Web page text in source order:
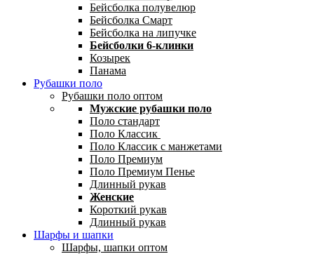
Бейсболка полувелюр
Бейсболка Смарт
Бейсболка на липучке
Бейсболки 6-клинки
Козырек
Панама
Рубашки поло
Рубашки поло оптом
Мужские рубашки поло
Поло стандарт
Поло Классик
Поло Классик с манжетами
Поло Премиум
Поло Премиум Пенье
Длинный рукав
Женские
Короткий рукав
Длинный рукав
Шарфы и шапки
Шарфы, шапки оптом